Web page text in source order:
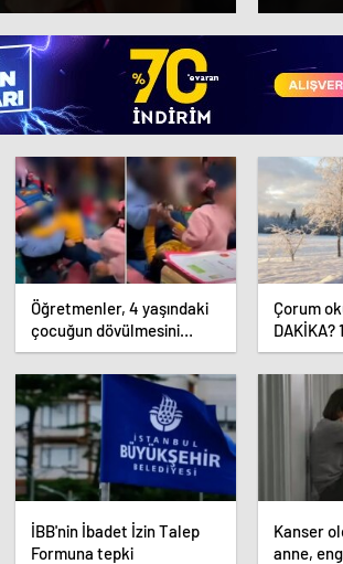
Öğretmenler, 4 yaşındaki
çocuğun dövülmesini
gülerek izledi
Çorum
DAKİKA?
yok mu
İBB'nin İbadet İzin Talep
Formuna tepki
Kanser
anne,